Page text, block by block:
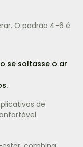
O padrão 4-6 é
se soltasse o ar
de